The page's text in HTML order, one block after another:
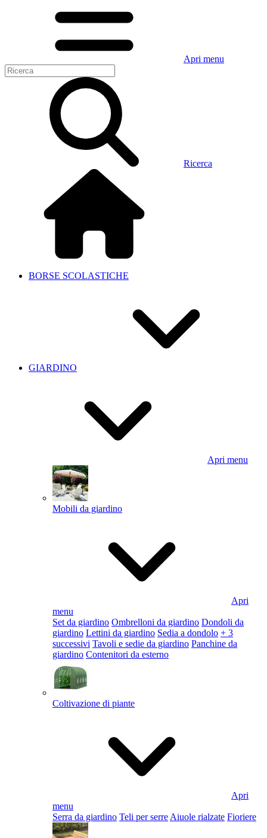
Apri menu
Ricerca
BORSE SCOLASTICHE
GIARDINO
Apri menu
Mobili da giardino
Apri
menu
Set da giardino Ombrelloni da giardino Dondoli da
giardino Lettini da giardino Sedia a dondolo + 3
successivi Tavoli e sedie da giardino Panchine da
giardino Contenitori da esterno
Coltivazione di piante
Apri
menu
Serra da giardino Teli per serre Aiuole rialzate Fioriere